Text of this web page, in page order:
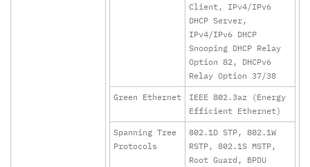
Client, IPv4/IPv6
DHCP Server,
IPv4/IPv6 DHCP
Snooping DHCP Relay
Option 82, DHCPv6
Relay Option 37/38
Green Ethernet
IEEE 802.3az (Energy
Efficient Ethernet)
Spanning Tree
Protocols
802.1D STP, 802.1W
RSTP, 802.1S MSTP,
Root Guard, BPDU